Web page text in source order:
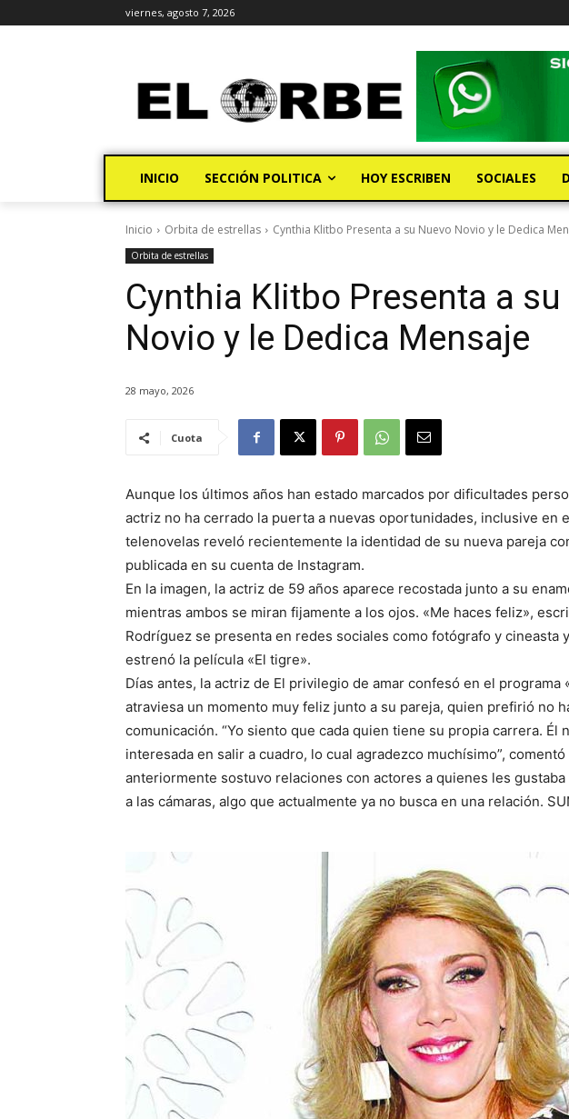
viernes, agosto 7, 2026
INICIO SECCIÓN POLITICA HOY ESCRIBEN SOCIALES
Inicio Orbita de estrellas Cynthia Klitbo Presenta a su Nuevo Novio y le Dedica
Orbita de estrellas
Cynthia Klitbo Presenta a su
Novio y le Dedica Mensaje
28 mayo, 2026
Cuota
Aunque los últimos años han estado marcados por dificultades
actriz no ha cerrado la puerta a nuevas oportunidades, inclusive en
telenovelas reveló recientemente la identidad de su nueva pareja
publicada en su cuenta de Instagram.
En la imagen, la actriz de 59 años aparece recostada junto a su
mientras ambos se miran fijamente a los ojos. «Me haces feliz»,
Rodríguez se presenta en redes sociales como fotógrafo y cineasta
estrenó la película «El tigre».
Días antes, la actriz de El privilegio de amar confesó en el programa
atraviesa un momento muy feliz junto a su pareja, quien prefirió no
comunicación. “Yo siento que cada quien tiene su propia carrera. Él
interesada en salir a cuadro, lo cual agradezco muchísimo”,
anteriormente sostuvo relaciones con actores a quienes les
a las cámaras, algo que actualmente ya no busca en una relación.